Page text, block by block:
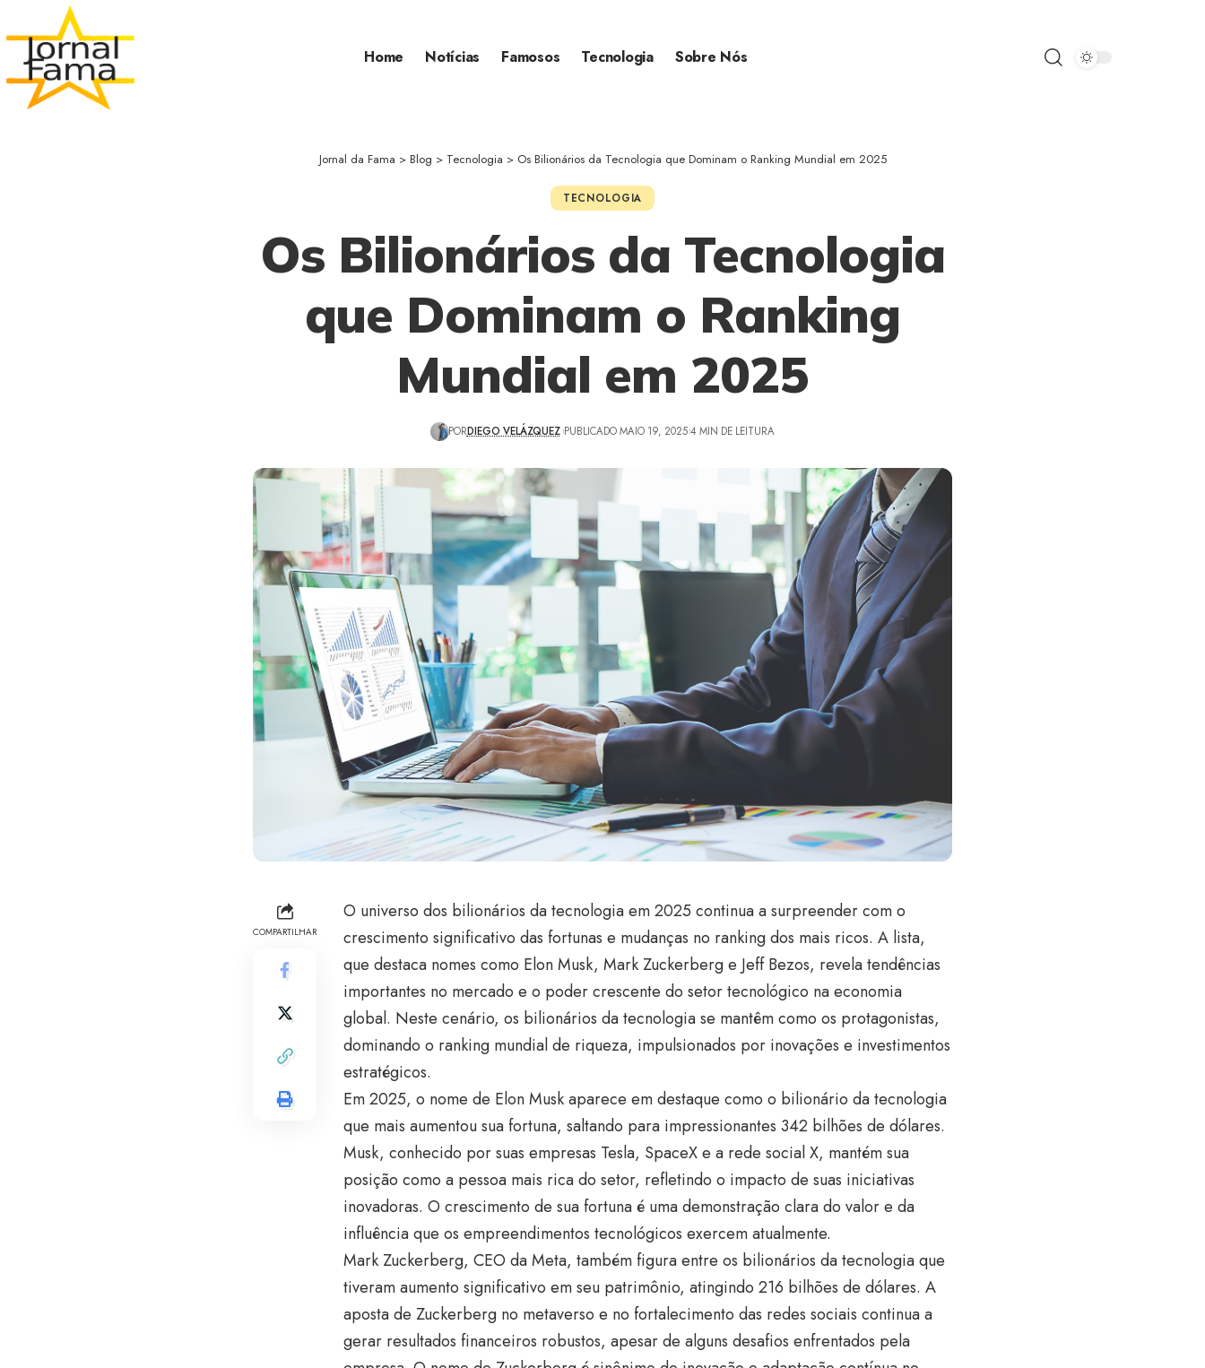
Home Notícias Famosos Tecnologia Sobre Nós
Jornal da Fama > Blog > Tecnologia > Os Bilionários da Tecnologia que Dominam o Ranking Mundial em 2025
TECNOLOGIA
Os Bilionários da Tecnologia
que Dominam o Ranking
Mundial em 2025
PORDIEGO VELÁZQUEZ PUBLICADO MAIO 19, 2025 4 MIN DE LEITURA
COMPARTILHAR
O universo dos bilionários da tecnologia em 2025 continua a surpreender com o
crescimento significativo das fortunas e mudanças no ranking dos mais ricos. A lista,
que destaca nomes como Elon Musk, Mark Zuckerberg e Jeff Bezos, revela tendências
importantes no mercado e o poder crescente do setor tecnológico na economia
global. Neste cenário, os bilionários da tecnologia se mantêm como os protagonistas,
dominando o ranking mundial de riqueza, impulsionados por inovações e investimentos
estratégicos.
Em 2025, o nome de Elon Musk aparece em destaque como o bilionário da tecnologia
que mais aumentou sua fortuna, saltando para impressionantes 342 bilhões de dólares.
Musk, conhecido por suas empresas Tesla, SpaceX e a rede social X, mantém sua
posição como a pessoa mais rica do setor, refletindo o impacto de suas iniciativas
inovadoras. O crescimento de sua fortuna é uma demonstração clara do valor e da
influência que os empreendimentos tecnológicos exercem atualmente.
Mark Zuckerberg, CEO da Meta, também figura entre os bilionários da tecnologia que
tiveram aumento significativo em seu patrimônio, atingindo 216 bilhões de dólares. A
aposta de Zuckerberg no metaverso e no fortalecimento das redes sociais continua a
gerar resultados financeiros robustos, apesar de alguns desafios enfrentados pela